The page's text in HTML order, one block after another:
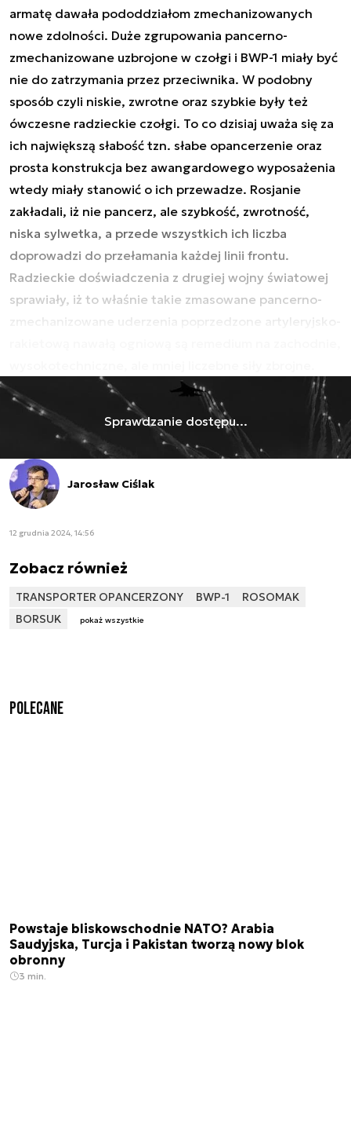
armatę dawała pododdziałom zmechanizowanych
nowe zdolności. Duże zgrupowania pancerno-
zmechanizowane uzbrojone w czołgi i BWP-1 miały być
nie do zatrzymania przez przeciwnika. W podobny
sposób czyli niskie, zwrotne oraz szybkie były też
ówczesne radzieckie czołgi. To co dzisiaj uważa się za
ich największą słabość tzn. słabe opancerzenie oraz
prosta konstrukcja bez awangardowego wyposażenia
wtedy miały stanowić o ich przewadze. Rosjanie
zakładali, iż nie pancerz, ale szybkość, zwrotność,
niska sylwetka, a przede wszystkich ich liczba
doprowadzi do przełamania każdej linii frontu.
Radzieckie doświadczenia z drugiej wojny światowej
sprawiały, iż to właśnie takie zmasowane pancerno-
zmechanizowane uderzenia poprzedzone artyleryjsko-
Sprawdzanie dostępu...
Jarosław Ciślak
12 grudnia 2024, 14:56
Zobacz również
TRANSPORTER OPANCERZONY BWP-1
ROSOMAK
BORSUK
pokaż wszystkie
Polecane
Powstaje bliskowschodnie NATO? Arabia
Saudyjska, Turcja i Pakistan tworzą nowy blok
obronny
3 min.